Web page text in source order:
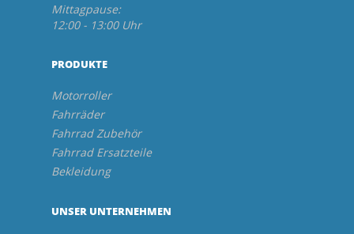
Mittagpause:
12:00 - 13:00 Uhr
PRODUKTE
Motorroller
Fahrräder
Fahrrad Zubehör
Fahrrad Ersatzteile
Bekleidung
UNSER UNTERNEHMEN